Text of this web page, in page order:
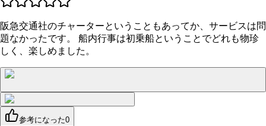
阪急交通社のチャーターということもあってか、サービスは問
題なかったです。 船内行事は初乗船ということでどれも物珍
しく、楽しめました。
参考になった0